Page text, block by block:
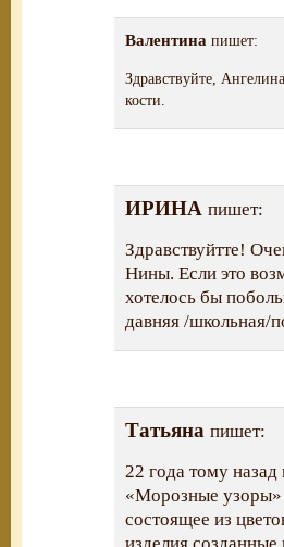
Валентина пишет:
Здравствуйте,
кости.
ИРИНА пишет:
Здравствуйтте!
Нины. Если это
хотелось бы
давняя /школьная/
Татьяна пишет:
22 года тому
«Морозные узоры»
состоящее из